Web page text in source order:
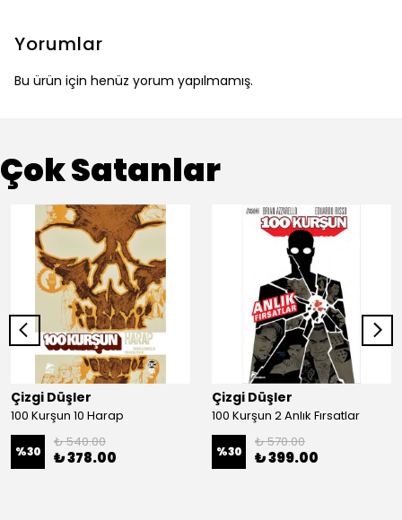
Yorumlar
Bu ürün için henüz yorum yapılmamış.
Çok Satanlar
Çizgi Düşler
100 Kurşun 10 Harap
%30
₺ 540.00
₺ 378.00
Çizgi Düşler
100 Kurşun 2 Anlık Fırsatlar
%30
₺ 570.00
₺ 399.00